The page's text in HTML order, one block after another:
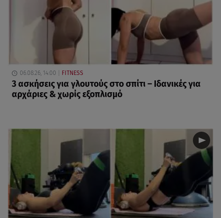
06.08.26, 14:00 FITNESS
3 ασκήσεις για γλουτούς στο σπίτι – Ιδανικές για
αρχάριες & χωρίς εξοπλισμό